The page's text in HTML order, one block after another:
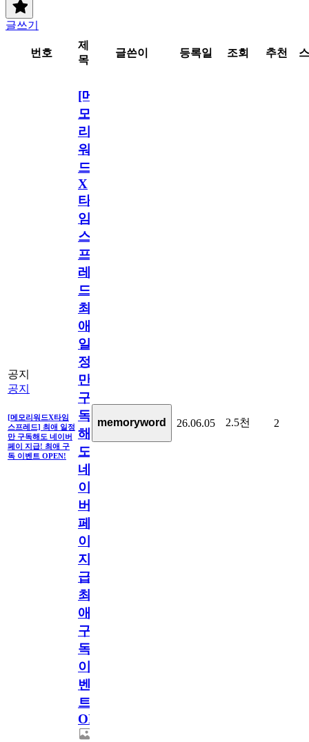
글쓰기
번호
제
목
글쓴이 등록일 조회 추천
공지
공지
[메모리워드X타임
스프레드] 최애 일정
만 구독해도 네이버
페이 지급! 최애 구
독 이벤트 OPEN!
[메
모
리
워
드
X
타
임
스
프
레
드]
최
애
일
정
만
구
독
해
도
네
이
버
페
이
지
급!
최
애
구
독
이
벤
트
OPEN!
memoryword 26.06.05 2.5천 2